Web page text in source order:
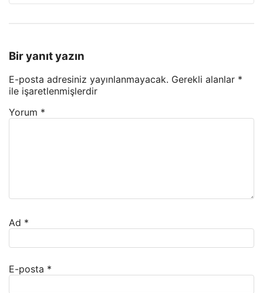
Bir yanıt yazın
E-posta adresiniz yayınlanmayacak. Gerekli alanlar *
ile işaretlenmişlerdir
Yorum *
Ad *
E-posta *